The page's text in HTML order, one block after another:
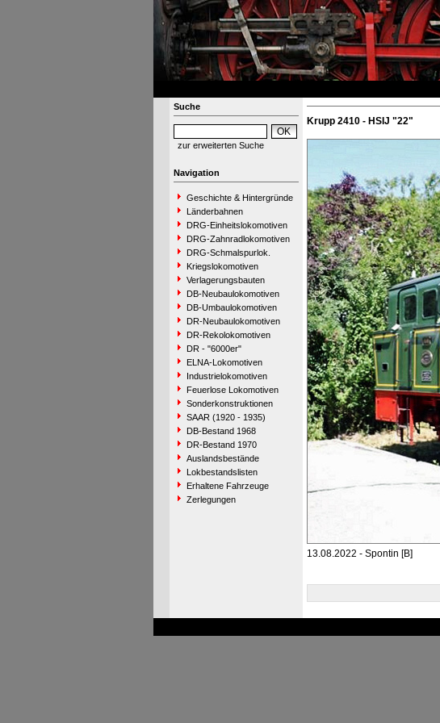
Suche
zur erweiterten Suche
Navigation
Geschichte & Hintergründe
Länderbahnen
DRG-Einheitslokomotiven
DRG-Zahnradlokomotiven
DRG-Schmalspurlok.
Kriegslokomotiven
Verlagerungsbauten
DB-Neubaulokomotiven
DB-Umbaulokomotiven
DR-Neubaulokomotiven
DR-Rekolokomotiven
DR - "6000er"
ELNA-Lokomotiven
Industrielokomotiven
Feuerlose Lokomotiven
Sonderkonstruktionen
SAAR (1920 - 1935)
DB-Bestand 1968
DR-Bestand 1970
Auslandsbestände
Lokbestandslisten
Erhaltene Fahrzeuge
Zerlegungen
Krupp 2410 - HSIJ "22"
13.08.2022 - Spontin [B]